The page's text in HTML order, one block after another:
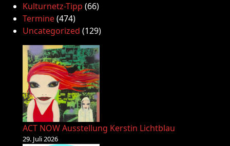
Kulturnetz-Tipp (66)
Termine(474)
Uncategorized (129)
ACT NOW Ausstellung Kerstin Lichtblau
29. Juli 2026